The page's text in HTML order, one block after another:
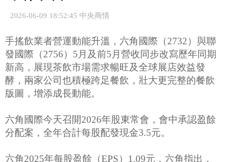
2026-06-09 18:52:45 中央商情
手搖飲業者營運動能升溫，六角國際（2732）與聯
發國際（2756）5月及前5月營收同步改寫歷年同期
新高，展現茶飲市場需求暢旺及全球展店效益發
酵，兩家公司也積極跨足餐飲，壯大更完整的餐飲
版圖，增添成長動能。
六角國際今天召開2026年股東常會，會中承認盈餘
分配案，全年合計每股配發現金3.5元。
六角2025年每股盈餘（EPS）1.09元，六角指出，